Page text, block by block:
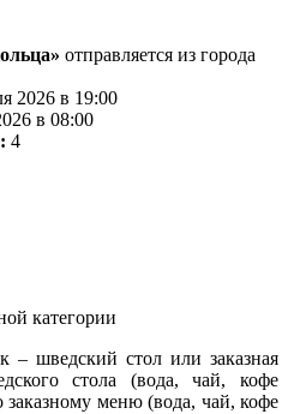
отправляется из города
2026 в 19:00
в 08:00
4
категории
– шведский стол или заказная
стола (вода, чай, кофе
меню (вода, чай, кофе